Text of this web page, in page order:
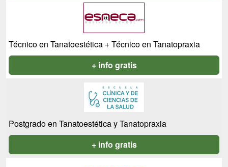
Técnico en Tanatoestética + Técnico en Tanatopraxia
+ info gratis
Postgrado en Tanatoestética y Tanatopraxia
+ info gratis